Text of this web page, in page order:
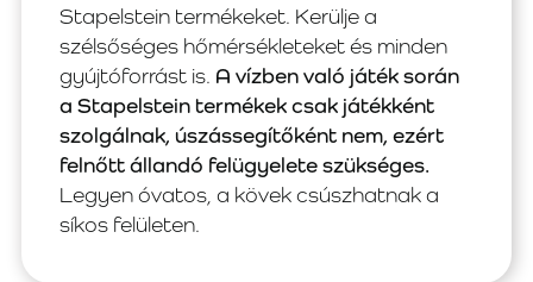
Stapelstein termékeket. Kerülje a
szélsőséges hőmérsékleteket és minden
gyújtóforrást is. A vízben való játék során
a Stapelstein termékek csak játékként
szolgálnak, úszássegítőként nem, ezért
felnőtt állandó felügyelete szükséges.
Legyen óvatos, a kövek csúszhatnak a
síkos felületen.